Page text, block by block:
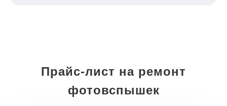
Прайс-лист на ремонт
фотовспышек